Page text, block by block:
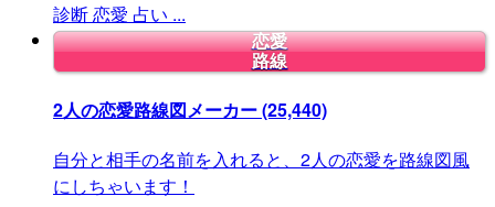
診断恋愛 占い ...
恋愛
路線
2人の恋愛路線図メーカー(25,440)
自分と相手の名前を入れると、2人の恋愛を路線図風
にしちゃいます！